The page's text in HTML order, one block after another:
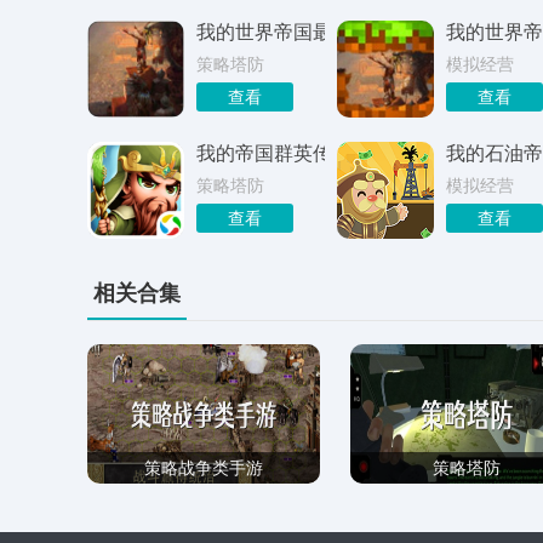
我的世界帝国最新版
策略塔防
查看
我的世界
模拟经营
查看
我的帝国群英传手游
策略塔防
查看
我的石油
模拟经营
查看
相关合集
策略战争类手游 策略塔防